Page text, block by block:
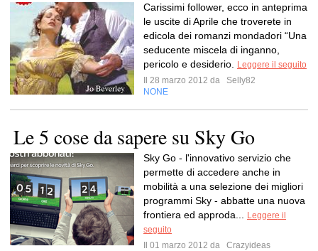
Carissimi follower, ecco in anteprima
le uscite di Aprile che troverete in
edicola dei romanzi mondadori “Una
seducente miscela di inganno,
pericolo e desiderio.
Leggere il seguito
Il 28 marzo 2012 da
Selly82
NONE
Le 5 cose da sapere su Sky Go
Sky Go - l'innovativo servizio che
permette di accedere anche in
mobilità a una selezione dei migliori
programmi Sky - abbatte una nuova
frontiera ed approda...
Leggere il
seguito
Il 01 marzo 2012 da
Crazyideas